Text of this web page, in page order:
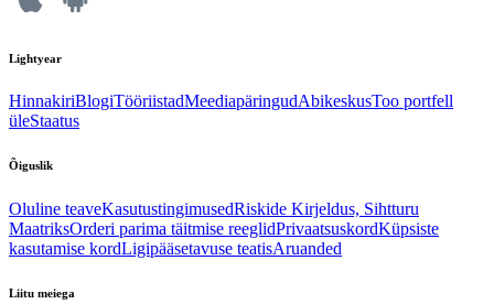
Lightyear
HinnakiriBlogiTööriistadMeediapäringudAbikeskusToo portfell
üleStaatus
Õiguslik
Oluline teaveKasutustingimusedRiskide Kirjeldus, Sihtturu
MaatriksOrderi parima täitmise reeglidPrivaatsuskordKüpsiste
kasutamise kordLigipääsetavuse teatisAruanded
Liitu meiega